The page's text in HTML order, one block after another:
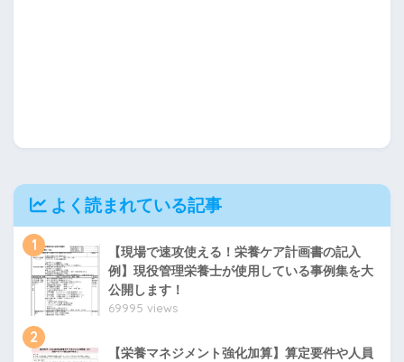
よく読まれている記事
1
【現場で速攻使える！栄養ケア計画書の記入
例】現役管理栄養士が使用している事例集を大
公開します！
69995 views
2
【栄養マネジメント強化加算】算定要件や人員